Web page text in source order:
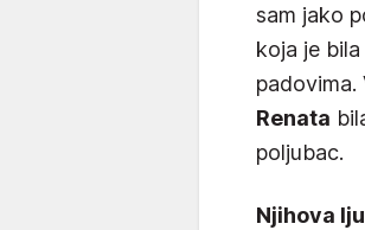
sam jako
koja je
padovima.
Renata
poljubac.
Njihova